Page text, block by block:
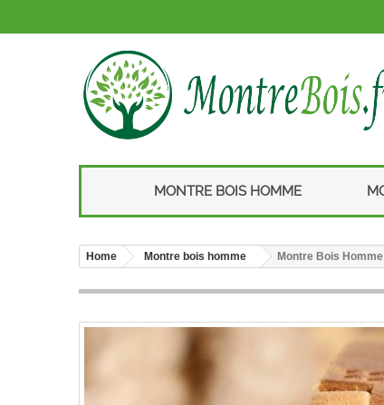
MONTRE BOIS HOMME
Home Montre bois homme Montre Bois